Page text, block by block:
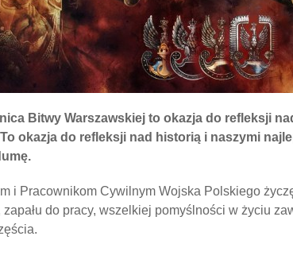
Bitwy Warszawskiej to okazja do refleksji
okazja do refleksji nad historią i naszymi
i Pracownikom Cywilnym Wojska Polskiego
do pracy, wszelkiej pomyślności w życiu